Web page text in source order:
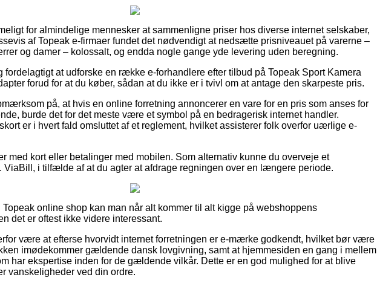
for almindelige mennesker at sammenligne priser hos diverse internet selskaber,
af Topeak e-firmaer fundet det nødvendigt at nedsætte prisniveauet på varerne –
og damer – kolossalt, og endda nogle gange yde levering uden beregning.
fordelagtigt at udforske en række e-forhandlere efter tilbud på Topeak Sport Kamera
forud for at du køber, sådan at du ikke er i tvivl om at antage den skarpeste pris.
på, at hvis en online forretning annoncerer en vare for en pris som anses for
burde det for det meste være et symbol på en bedragerisk internet handler.
er i hvert fald omsluttet af et reglement, hvilket assisterer folk overfor uærlige e-
med kort eller betalinger med mobilen. Som alternativ kunne du overveje et
ViaBill, i tilfælde af at du agter at afdrage regningen over en længere periode.
online shop kan man når alt kommer til alt kigge på webshoppens
det er oftest ikke videre interessant.
være at efterse hvorvidt internet forretningen er e-mærke godkendt, hvilket bør være
imødekommer gældende dansk lovgivning, samt at hjemmesiden en gang i mellem
har ekspertise inden for de gældende vilkår. Dette er en god mulighed for at blive
vanskeligheder ved din ordre.